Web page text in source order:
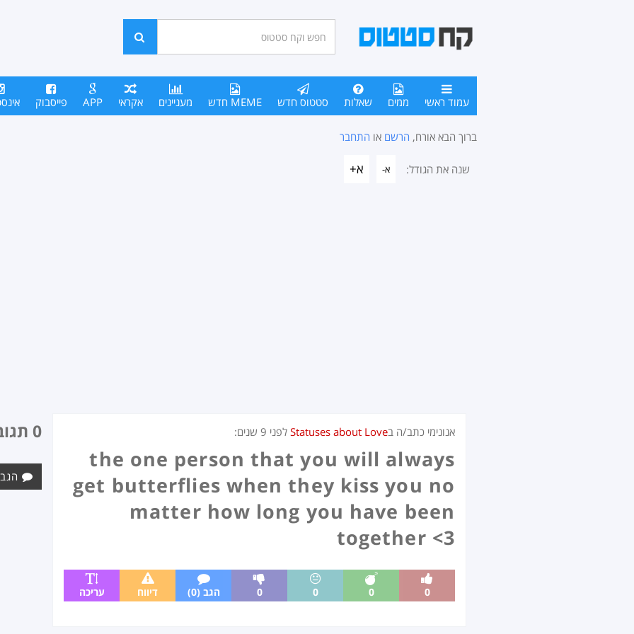
סטטוסים
חפש
עמוד ראשי ממים שאלות סטטוס חדש MEME חדש מעניינים אקראי APP פייסבוק
ברוך הבא אורח, הרשם או התחבר
שנה את הגודל: א- א+
אנונימי כתב/ה בStatuses about Love לפני 9 שנים :
the one person that you will always
get butterflies when they kiss you no
matter how long you have been
together <3
0
0
0
0 הגב (0) דיווח עריכה
0 תגובות